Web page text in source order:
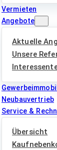
Vermieten
Angebote
Aktuelle
Unsere
Neubauvertrieb
Service &
Übersicht